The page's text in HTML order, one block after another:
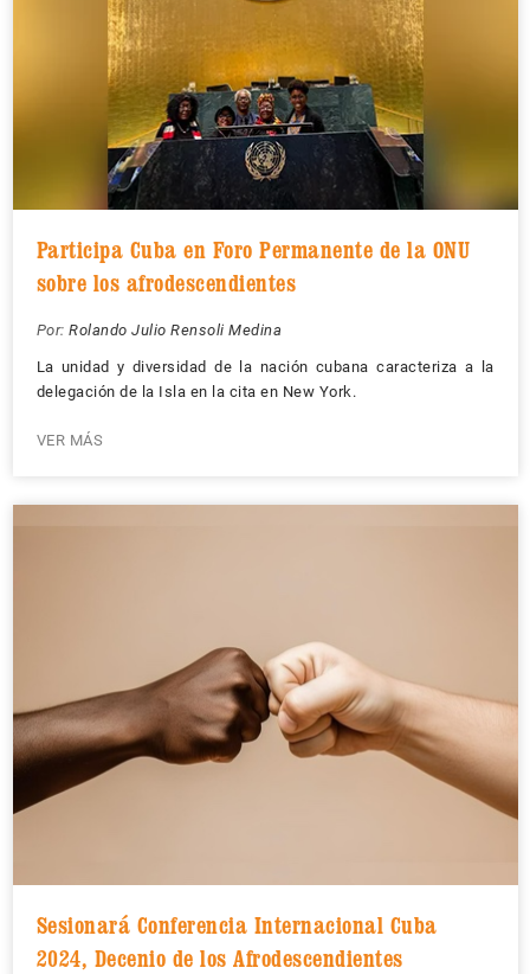
Participa Cuba en Foro Permanente de la ONU
sobre los afrodescendientes
Por: Rolando Julio Rensoli Medina
La unidad y diversidad de la nación cubana caracteriza a la
delegación de la Isla en la cita en New York.
VER MÁS
Sesionará Conferencia Internacional Cuba
2024, Decenio de los Afrodescendientes